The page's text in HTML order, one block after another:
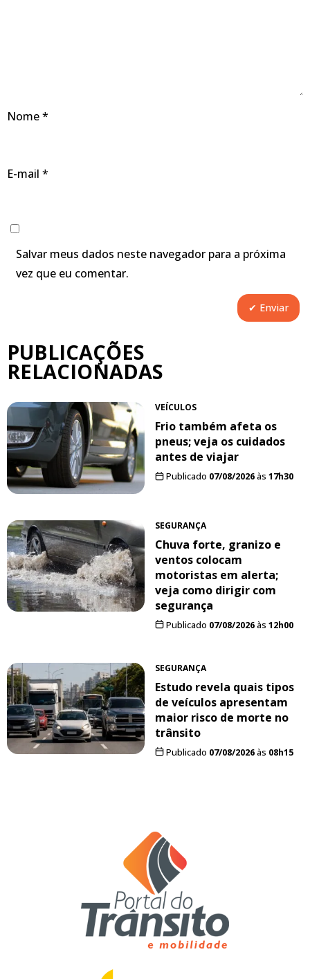
Nome*
E-mail *
Salvar meus dados neste navegador para a próxima
vez que eu comentar.
PUBLICAÇÕES
RELACIONADAS
VEÍCULOS
Frio também afeta os
pneus; veja os cuidados
antes de viajar
Publicado 07/08/2026às 17h30
SEGURANÇA
Chuva forte, granizo e
ventos colocam
motoristas em alerta;
veja como dirigir com
segurança
Publicado 07/08/2026às 12h00
SEGURANÇA
Estudo revela quais tipos
de veículos apresentam
maior risco de morte no
trânsito
Publicado 07/08/2026às 08h15